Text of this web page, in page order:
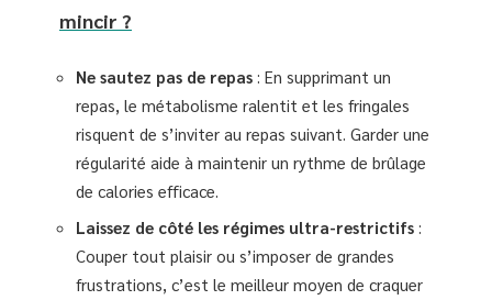
mincir ?
Ne sautez pas de repas : En supprimant un
repas, le métabolisme ralentit et les fringales
risquent de s’inviter au repas suivant. Garder une
régularité aide à maintenir un rythme de brûlage
de calories efficace.
Laissez de côté les régimes ultra-restrictifs :
Couper tout plaisir ou s’imposer de grandes
frustrations, c’est le meilleur moyen de craquer